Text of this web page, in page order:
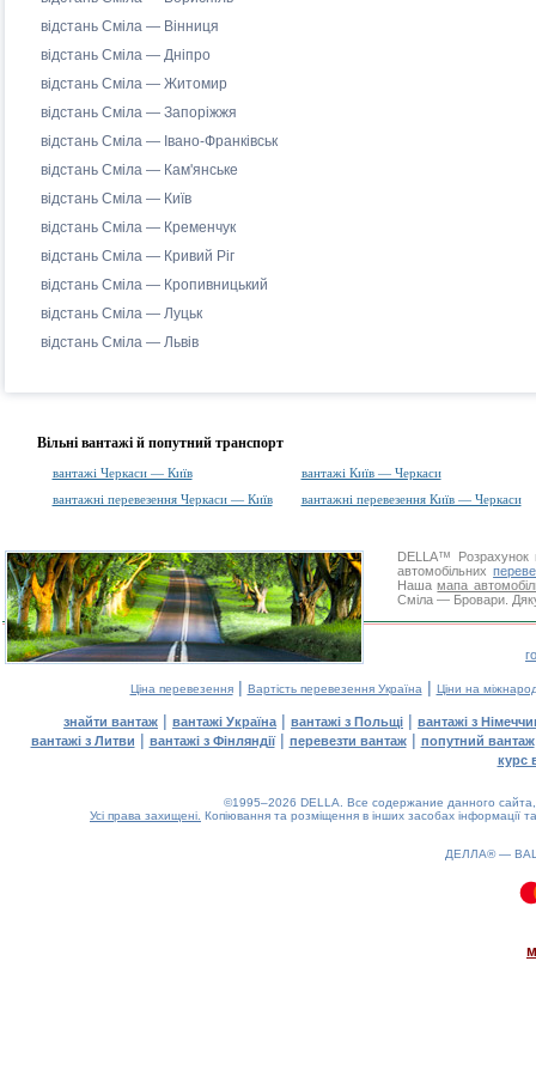
відстань Сміла — Вінниця
відстань Сміла — Дніпро
відстань Сміла — Житомир
відстань Сміла — Запоріжжя
відстань Сміла — Івано-Франківськ
відстань Сміла — Кам'янське
відстань Сміла — Київ
відстань Сміла — Кременчук
відстань Сміла — Кривий Ріг
відстань Сміла — Кропивницький
відстань Сміла — Луцьк
відстань Сміла — Львів
Вільні вантажі й попутний транспорт
вантажі Черкаси — Київ
вантажі Київ — Черкаси
вантажні перевезення Черкаси — Київ
вантажні перевезення Київ — Черкаси
DELLA™
Розрахунок
автомобільних
Нашамапа
Сміла — Бровари.
Ціна перевезення| Вартість перевезення Україна | Ціни на
знайти вантаж | вантажі Україна | вантажі з Польщі | вантажі з
вантажі з Литви | вантажі з Фінляндії| перевезти вантаж| попутний вантаж
курс
©1995–2026 DELLA. Все содержание данного
Усі права захищені. Копіювання та розміщення в інших засобах інформації
ДЕЛЛА® —